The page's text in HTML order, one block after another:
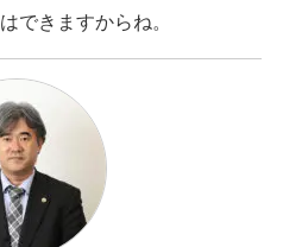
できますからね。